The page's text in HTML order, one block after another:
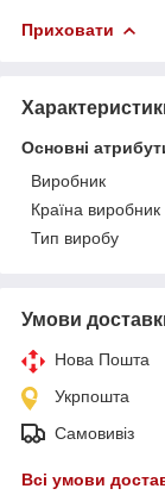
Приховати
Основні
Виробник
Країна виробник
Тип виробу
Умови
Нова Пошта
Укрпошта
Самовивіз
Всі умови